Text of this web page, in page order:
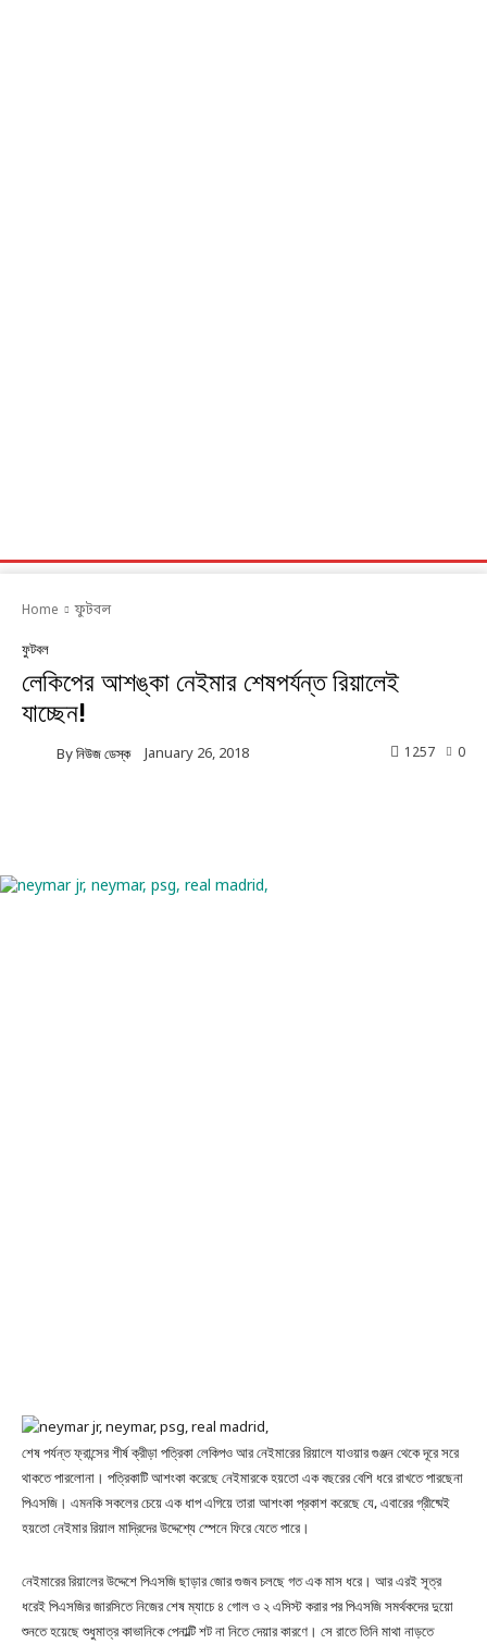
Home ফুটবল
ফুটবল
লেকিপের আশঙ্কা নেইমার শেষপর্যন্ত রিয়ালেই
যাচ্ছেন!
By নিউজ ডেস্ক January 26, 2018 0
1257
শেষ পর্যন্ত ফ্রান্সের শীর্ষ ক্রীড়া পত্রিকা লেকিপও আর নেইমারের রিয়ালে যাওয়ার গুঞ্জন থেকে দূরে সরে
থাকতে পারলোনা। পত্রিকাটি আশংকা করেছে নেইমারকে হয়তো এক বছরের বেশি ধরে রাখতে পারছেনা
পিএসজি। এমনকি সকলের চেয়ে এক ধাপ এগিয়ে তারা আশংকা প্রকাশ করেছে যে, এবারের গ্রীষ্মেই
হয়তো নেইমার রিয়াল মাদ্রিদের উদ্দেশ্যে স্পেনে ফিরে যেতে পারে।
নেইমারের রিয়ালের উদ্দেশে পিএসজি ছাড়ার জোর গুজব চলছে গত এক মাস ধরে। আর এরই সূত্র
ধরেই পিএসজির জারসিতে নিজের শেষ ম্যাচে ৪ গোল ও ২ এসিস্ট করার পর পিএসজি সমর্থকদের দুয়ো
শুনতে হয়েছে শুধুমাত্র কাভানিকে পেনাল্টি শট না নিতে দেয়ার কারণে। সে রাতে তিনি মাথা নাড়তে